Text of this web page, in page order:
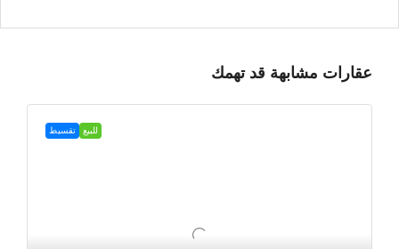
عقارات مشابهة قد تهمك
للبيع تقسيط